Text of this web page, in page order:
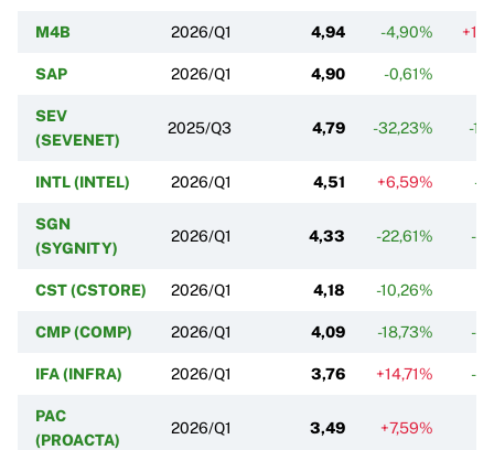
M4B 2026/Q1 4,94 -4,90%
SAP 2026/Q1 4,90 -0,61%
SEV
(SEVENET)
2025/Q3 4,79 -32,23% -
INTL (INTEL) 2026/Q1 4,51 +6,59% -
SGN
(SYGNITY)
2026/Q1 4,33 -22,61% -
CST (CSTORE) 2026/Q1 4,18 -10,26%
CMP (COMP) 2026/Q1 4,09 -18,73% -
IFA (INFRA) 2026/Q1 3,76 +14,71% -
PAC
(PROACTA)
2026/Q1 3,49 +7,59%